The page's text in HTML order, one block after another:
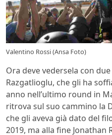
Valentino Rossi (Ansa Foto)
Ora deve vedersela con
Razgatlioglu, che gli ha
anno nell’ultimo round in
ritrova sul suo cammino la
che gli aveva già dato del
2019, ma alla fine